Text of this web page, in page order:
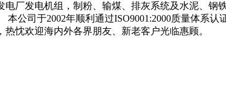
厂发电机组，制粉、输煤、排灰系统及水泥、钢
司于2002年顺利通过ISO9001:2000质量体系认
忱欢迎海内外各界朋友、新老客户光临惠顾。